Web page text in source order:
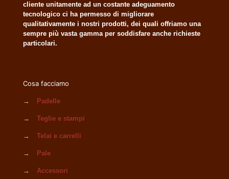
cliente unitamente ad un costante adeguamento
tecnologico ci ha permesso di migliorare
qualitativamente i nostri prodotti, dei quali offriamo una
sempre più vasta gamma per soddisfare anche richieste
particolari.
Cosa facciamo
→ Padelle
→ Teglie e stampi
→ Telai e carrelli
→ Pale
→ Accessori